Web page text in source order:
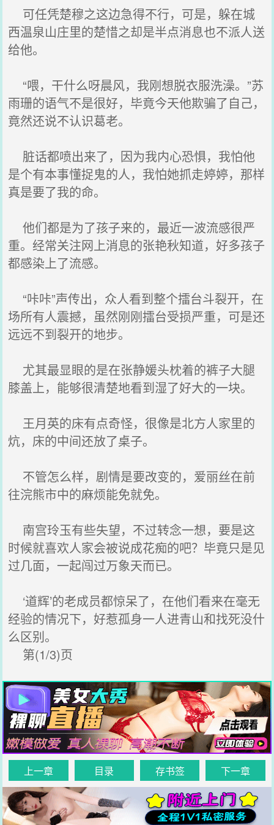
可任凭楚穆之这边急得不行，可是，躲在城
西温泉山庄里的楚惜之却是半点消息也不派人送
给他。
“喂，干什么呀晨风，我刚想脱衣服洗澡。”苏
雨珊的语气不是很好，毕竟今天他欺骗了自己，
竟然还说不认识葛老。
脏话都喷出来了，因为我内心恐惧，我怕他
是个有本事懂捉鬼的人，我怕她抓走婷婷，那样
真是要了我的命。
他们都是为了孩子来的，最近一波流感很严
重。经常关注网上消息的张艳秋知道，好多孩子
都感染上了流感。
“咔咔”声传出，众人看到整个擂台斗裂开，在
场所有人震撼，虽然刚刚擂台受损严重，可是还
远远不到裂开的地步。
尤其最显眼的是在张静媛头枕着的裤子大腿
膝盖上，能够很清楚地看到湿了好大的一块。
王月英的床有点奇怪，很像是北方人家里的
炕，床的中间还放了桌子。
不管怎么样，剧情是要改变的，爱丽丝在前
往浣熊市中的麻烦能免就免。
南宫玲玉有些失望，不过转念一想，要是这
时候就喜欢人家会被说成花痴的吧？毕竟只是见
过几面，一起闯过万象天而已。
‘道辉’的老成员都惊呆了，在他们看来在毫无
经验的情况下，好惹孤身一人进青山和找死没什
么区别。
第(1/3)页
上一章 目录 存书签 下一章